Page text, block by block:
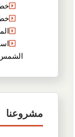
مشروعنا